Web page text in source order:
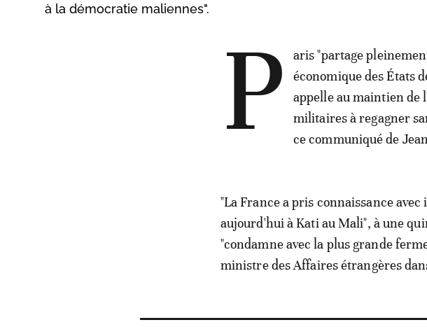
à la démocratie maliennes".
P
aris "partage
économique des États
appelle au maintien
militaires à regagner
ce communiqué de
"La France a pris connaissance
aujourd'hui à Kati au Mali", à une
"condamne avec la plus grande
ministre des Affaires étrangères